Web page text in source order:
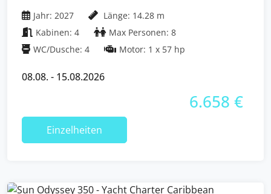
Jahr: 2027
Länge: 14.28 m
Kabinen: 4
Max Personen: 8
WC/Dusche: 4
Motor: 1 x 57 hp
08.08. - 15.08.2026
6.658 €
Einzelheiten